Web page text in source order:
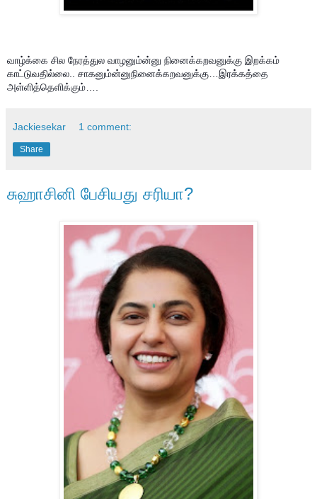
வாழ்க்கை சில நேரத்துல வாழனும்ன்னு நினைக்கறவனுக்கு இறக்கம்
காட்டுவதில்லை.. சாகனும்ன்னுநினைக்கறவனுக்கு…இரக்கத்தை
அள்ளித்தெளிக்கும்….
Jackiesekar 1 comment:
Share
சுஹாசினி பேசியது சரியா?